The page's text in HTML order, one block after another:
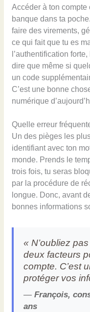
Accéder à ton compte
banque dans ta
faire des virements,
ce qui fait que tu es
l’authentification
dire que même si
un code
C’est une bonne
numérique
Quelle erreur
Un des pièges les
identifiant avec ton
monde. Prends le
trois fois, tu seras
par la procédure de
longue. Donc, avant
bonnes informations
« N’oubliez
deux facteurs
compte. C’est
protéger vos
— François,
ans